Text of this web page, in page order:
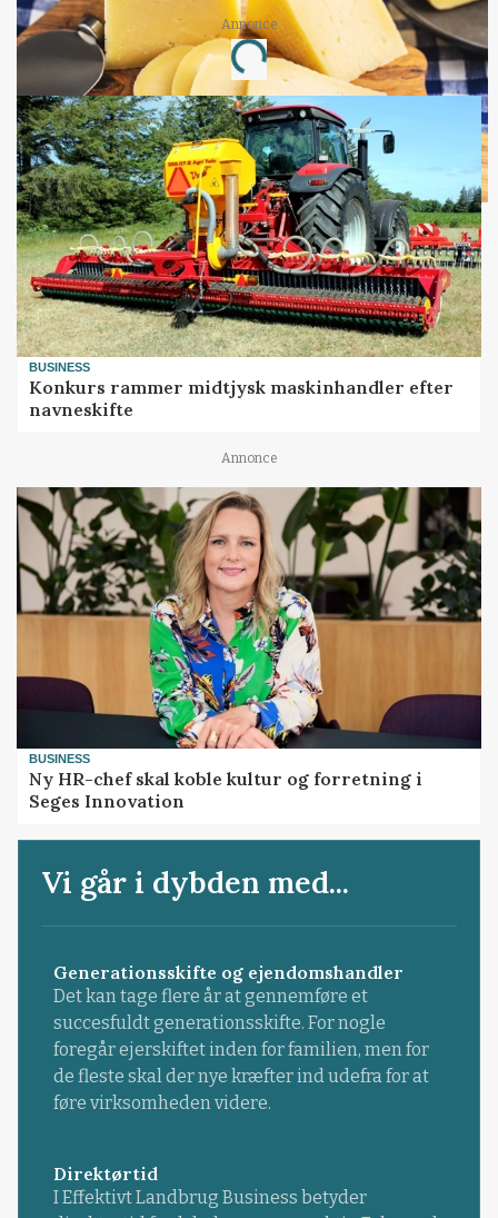
Annonce
Loading...
BUSINESS
Konkurs rammer midtjysk maskinhandler efter
navneskifte
Annonce
BUSINESS
Ny HR-chef skal koble kultur og forretning i
Seges Innovation
Vi går i dybden med...
Generationsskifte og ejendomshandler
Det kan tage flere år at gennemføre et
succesfuldt generationsskifte. For nogle
foregår ejerskiftet inden for familien, men for
de fleste skal der nye kræfter ind udefra for at
føre virksomheden videre.
Direktørtid
I Effektivt Landbrug Business betyder